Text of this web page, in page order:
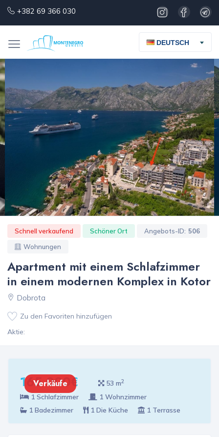
+382 69 366 030
DEUTSCH
Schnell verkaufend Schöner Ort Angebots-ID: 506
Wohnungen
Apartment mit einem Schlafzimmer
in einem modernen Komplex in Kotor
Dobrota
Zu den Favoriten hinzufügen
Aktie:
165 000€
Verkäufe 53 m2
1 Schlafzimmer
1 Wohnzimmer
1 Badezimmer
1 Die Küche 1 Terrasse